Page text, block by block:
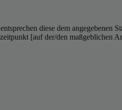
diese dem
[auf der/den maßgeblichen